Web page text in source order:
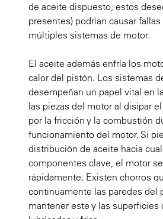
de aceite dispuesto, estos
presentes) podrían causar
múltiples sistemas de motor.
El aceite además enfría los
calor del pistón. Los sistemas
desempeñan un papel vital en
las piezas del motor al disipar
por la fricción y la combustión
funcionamiento del motor. Si
distribución de aceite hacia
componentes clave, el motor
rápidamente. Existen chorros
continuamente las paredes del
mantener este y las superficies